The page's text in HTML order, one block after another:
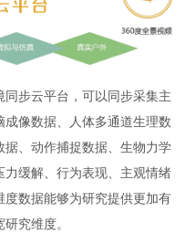
同步云平台，可以同步采集主
像数据、人体多通道生理数
、动作捕捉数据、生物力学
缓解、行为表现、主观情绪
数据能够为研究提供更加有
究维度。